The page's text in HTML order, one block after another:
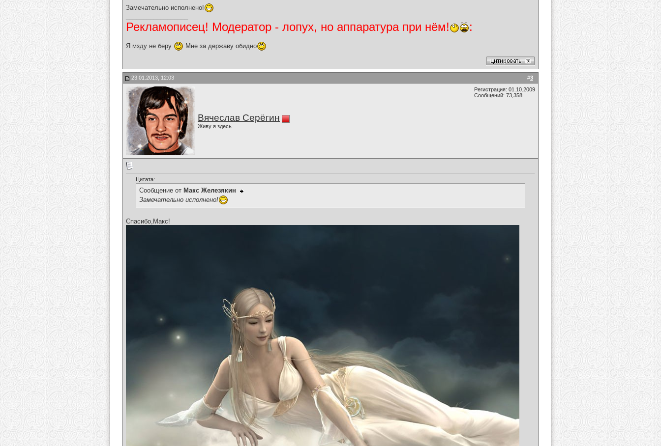
Замечательно исполнено!
Рекламописец! Модератор - лопух, но аппаратура при нём! :
Я мзду не беру Мне за державу обидно
#3
23.01.2013, 12:03
Вячеслав Серёгин
Живу я здесь
Регистрация: 01.10.2009
Сообщений: 73,358
Цитата:
Сообщение от Макс Железякин
Замечательно исполнено!
Спасибо,Макс!